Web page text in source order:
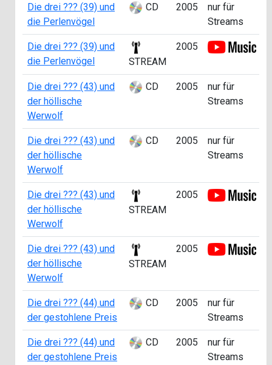
Die drei ??? (39) und
die Perlenvögel
CD 2005
nur für
Streams
Die drei ??? (39) und
die Perlenvögel
STREAM
2005
Die drei ??? (43) und
der höllische
Werwolf
CD 2005
nur für
Streams
Die drei ??? (43) und
der höllische
Werwolf
CD 2005
nur für
Streams
Die drei ??? (43) und
der höllische
Werwolf
STREAM
2005
Die drei ??? (43) und
der höllische
Werwolf
STREAM
2005
Die drei ??? (44) und
der gestohlene Preis
CD 2005
nur für
Streams
Die drei ??? (44) und
der gestohlene Preis
CD 2005
nur für
Streams